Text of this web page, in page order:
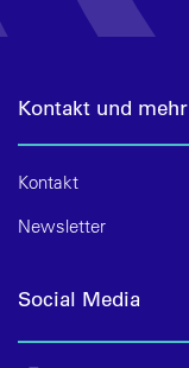
Kontakt und mehr
Kontakt
Newsletter
Social Media